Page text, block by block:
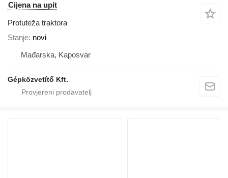
Cijena na upit
Protuteža traktora
Stanje novi
Mađarska, Kaposvar
Gépközvetítő Kft.